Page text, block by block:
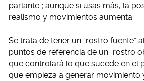
parlante”; aunque si usas más, la
realismo y movimientos aumenta.
Se trata de tener un “rostro fuente”
puntos de referencia de un “rostro
que controlará lo que sucede en el
que empieza a generar movimiento